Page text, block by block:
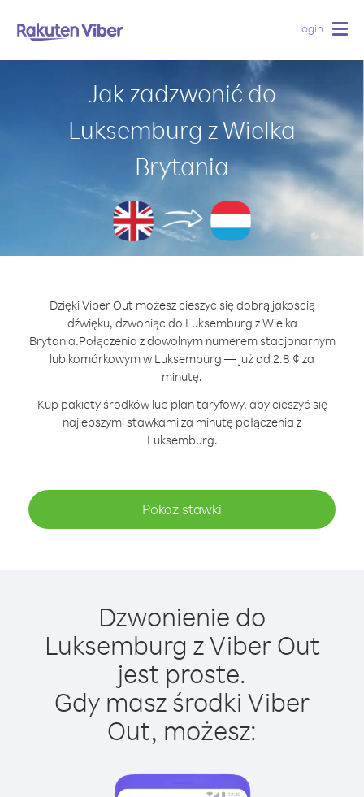
Login
Jak zadzwonić do
Luksemburg z Wielka
Brytania
Dzięki Viber Out możesz cieszyć się dobrą jakością
dźwięku, dzwoniąc do Luksemburg z Wielka
Brytania.Połączenia z dowolnym numerem stacjonarnym
lub komórkowym w Luksemburg — już od 2.8 ¢ za
minutę.
Kup pakiety środków lub plan taryfowy, aby cieszyć się
najlepszymi stawkami za minutę połączenia z
Luksemburg.
Pokaż stawki
Dzwonienie do
Luksemburg z Viber Out
jest proste.
Gdy masz środki Viber
Out, możesz: